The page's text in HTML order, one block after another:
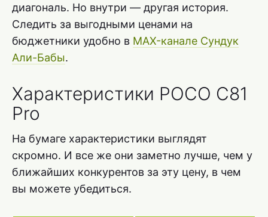
диагональ. Но внутри — другая история.
Следить за выгодными ценами на
бюджетники удобно в MAX-канале Сундук
Али-Бабы.
Характеристики POCO C81
Pro
На бумаге характеристики выглядят
скромно. И все же они заметно лучше, чем у
ближайших конкурентов за эту цену, в чем
вы можете убедиться.